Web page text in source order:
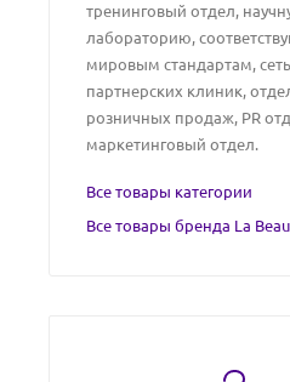
тренинговый отдел,
лабораторию,
мировым стандартам, сеть
партнерских клиник,
розничных продаж, PR
маркетинговый отдел.
Все товары категории
Все товары бренда La